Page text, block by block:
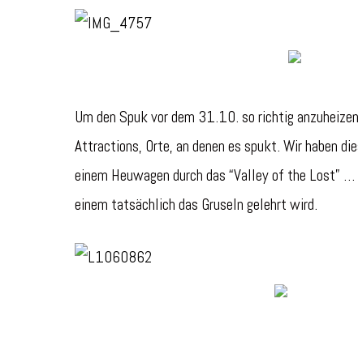
Um den Spuk vor dem 31.10. so richtig
Attractions, Orte, an denen es spukt. Wir haben
einem Heuwagen durch das “Valley of the Lost”
einem tatsächlich das Gruseln gelehrt wird.